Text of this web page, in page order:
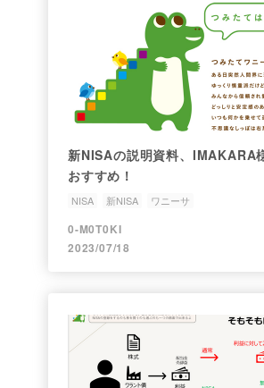
新NISAの説明資料、IMAKARA
おすすめ！
NISA 新NISA ワニーサ
0-M0T0KI
2023/07/18